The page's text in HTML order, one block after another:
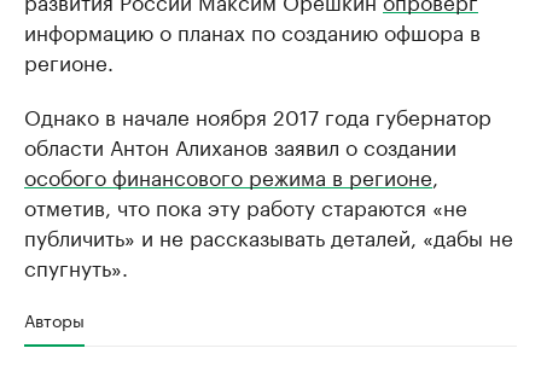
информацию о планах по созданию офшора в
регионе.
Однако в начале ноября 2017 года губернатор
области Антон Алиханов заявил о создании
особого финансового режима в регионе
отметив, что пока эту работу стараются «не
публичить» и не рассказывать деталей, «дабы не
спугнуть».
Авторы